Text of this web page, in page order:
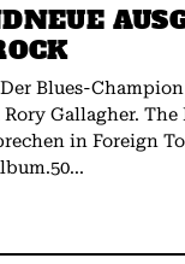
Der Blues-
The Rolling Stones:
in Foreign